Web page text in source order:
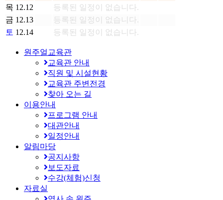
목 12.12
등록된 일정이 없습니다.
금 12.13
등록된 일정이 없습니다.
토 12.14 등록된 일정이 없습니다.
원주얼교육관
교육관 안내
직원 및 시설현황
교육관 주변전경
찾아 오는 길
이용안내
프로그램 안내
대관안내
일정안내
알림마당
공지사항
보도자료
수강(체험)신청
자료실